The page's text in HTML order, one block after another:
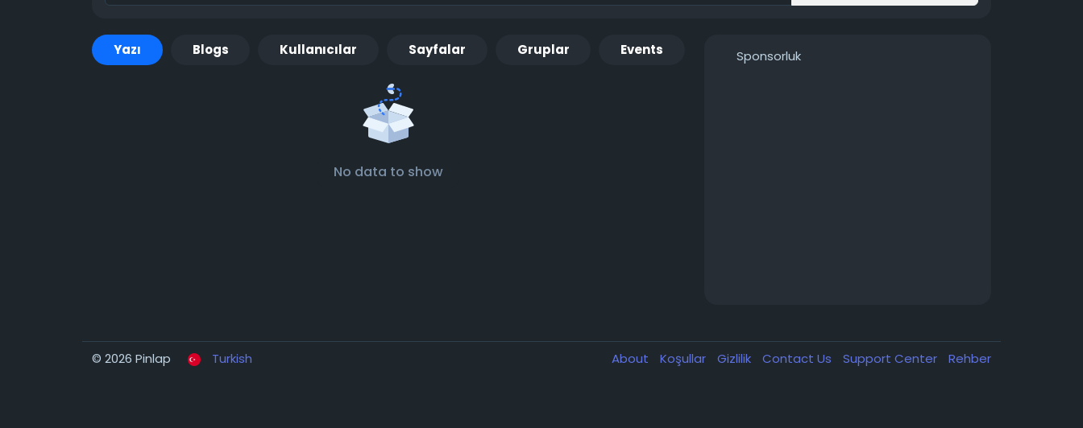
Yazı Blogs Kullanıcılar Sayfalar Gruplar Events
No data to show
Sponsorluk
© 2026 Pinlap Turkish About Koşullar Gizlilik Contact Us Support Center Rehber